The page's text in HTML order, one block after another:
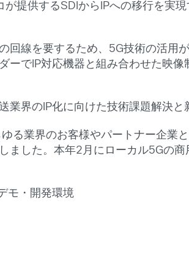
提供するSDIからIPへの移行を実
回線を要するため、5G技術の活用
ーでIP対応機器と組み合わせた映
業界のIP化に向けた技術課題解決
る業界のお客様やパートナー企業
ました。本年2月にローカル5Gの
モ・開発環境